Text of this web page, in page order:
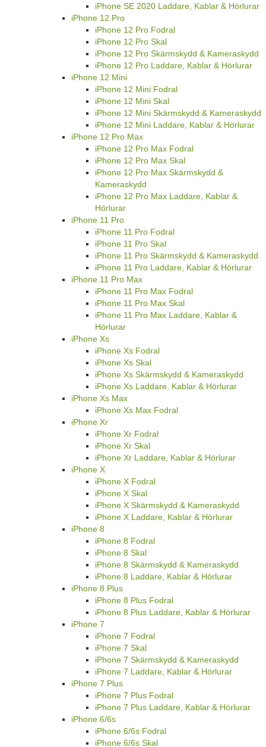
iPhone SE 2020 Laddare, Kablar & Hörlurar
iPhone 12 Pro
iPhone 12 Pro Fodral
iPhone 12 Pro Skal
iPhone 12 Pro Skärmskydd & Kameraskydd
iPhone 12 Pro Laddare, Kablar & Hörlurar
iPhone 12 Mini
iPhone 12 Mini Fodral
iPhone 12 Mini Skal
iPhone 12 Mini Skärmskydd & Kameraskydd
iPhone 12 Mini Laddare, Kablar & Hörlurar
iPhone 12 Pro Max
iPhone 12 Pro Max Fodral
iPhone 12 Pro Max Skal
iPhone 12 Pro Max Skärmskydd &
Kameraskydd
iPhone 12 Pro Max Laddare, Kablar &
Hörlurar
iPhone 11 Pro
iPhone 11 Pro Fodral
iPhone 11 Pro Skal
iPhone 11 Pro Skärmskydd & Kameraskydd
iPhone 11 Pro Laddare, Kablar & Hörlurar
iPhone 11 Pro Max
iPhone 11 Pro Max Fodral
iPhone 11 Pro Max Skal
iPhone 11 Pro Max Laddare, Kablar &
Hörlurar
iPhone Xs
iPhone Xs Fodral
iPhone Xs Skal
iPhone Xs Skärmskydd & Kameraskydd
iPhone Xs Laddare, Kablar & Hörlurar
iPhone Xs Max
iPhone Xs Max Fodral
iPhone Xr
iPhone Xr Fodral
iPhone Xr Skal
iPhone Xr Laddare, Kablar & Hörlurar
iPhone X
iPhone X Fodral
iPhone X Skal
iPhone X Skärmskydd & Kameraskydd
iPhone X Laddare, Kablar & Hörlurar
iPhone 8
iPhone 8 Fodral
iPhone 8 Skal
iPhone 8 Skärmskydd & Kameraskydd
iPhone 8 Laddare, Kablar & Hörlurar
iPhone 8 Plus
iPhone 8 Plus Fodral
iPhone 8 Plus Laddare, Kablar & Hörlurar
iPhone 7
iPhone 7 Fodral
iPhone 7 Skal
iPhone 7 Skärmskydd & Kameraskydd
iPhone 7 Laddare, Kablar & Hörlurar
iPhone 7 Plus
iPhone 7 Plus Fodral
iPhone 7 Plus Laddare, Kablar & Hörlurar
iPhone 6/6s
iPhone 6/6s Fodral
iPhone 6/6s Skal